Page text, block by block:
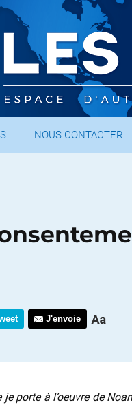
NOUS CONTACTER
J'envoie
porte à l’oeuvre de